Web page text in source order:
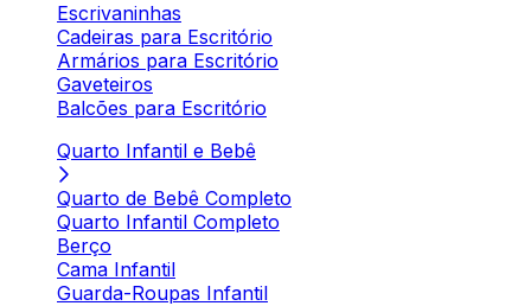
Escrivaninhas
Cadeiras para Escritório
Armários para Escritório
Gaveteiros
Balcões para Escritório
Quarto Infantil e Bebê
Quarto de Bebê Completo
Quarto Infantil Completo
Berço
Cama Infantil
Guarda-Roupas Infantil